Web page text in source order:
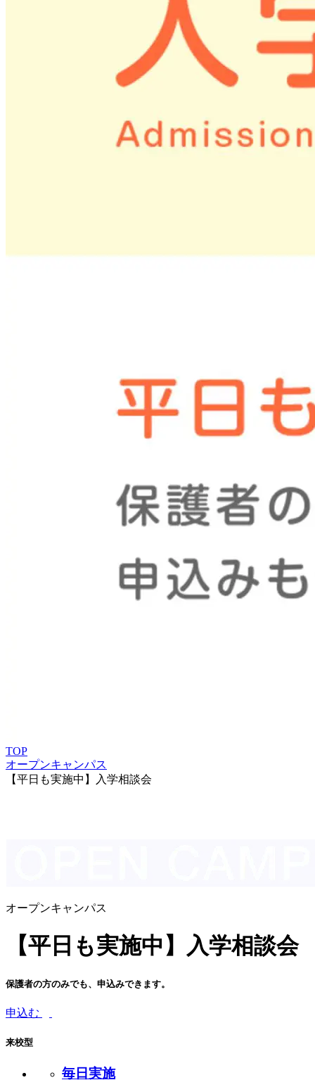
TOP
オープンキャンパス
【平日も実施中】入学相談会
オープンキャンパス
【平日も実施中】入学相談会
保護者の方のみでも、申込みできます。
申込む
来校型
毎日実施